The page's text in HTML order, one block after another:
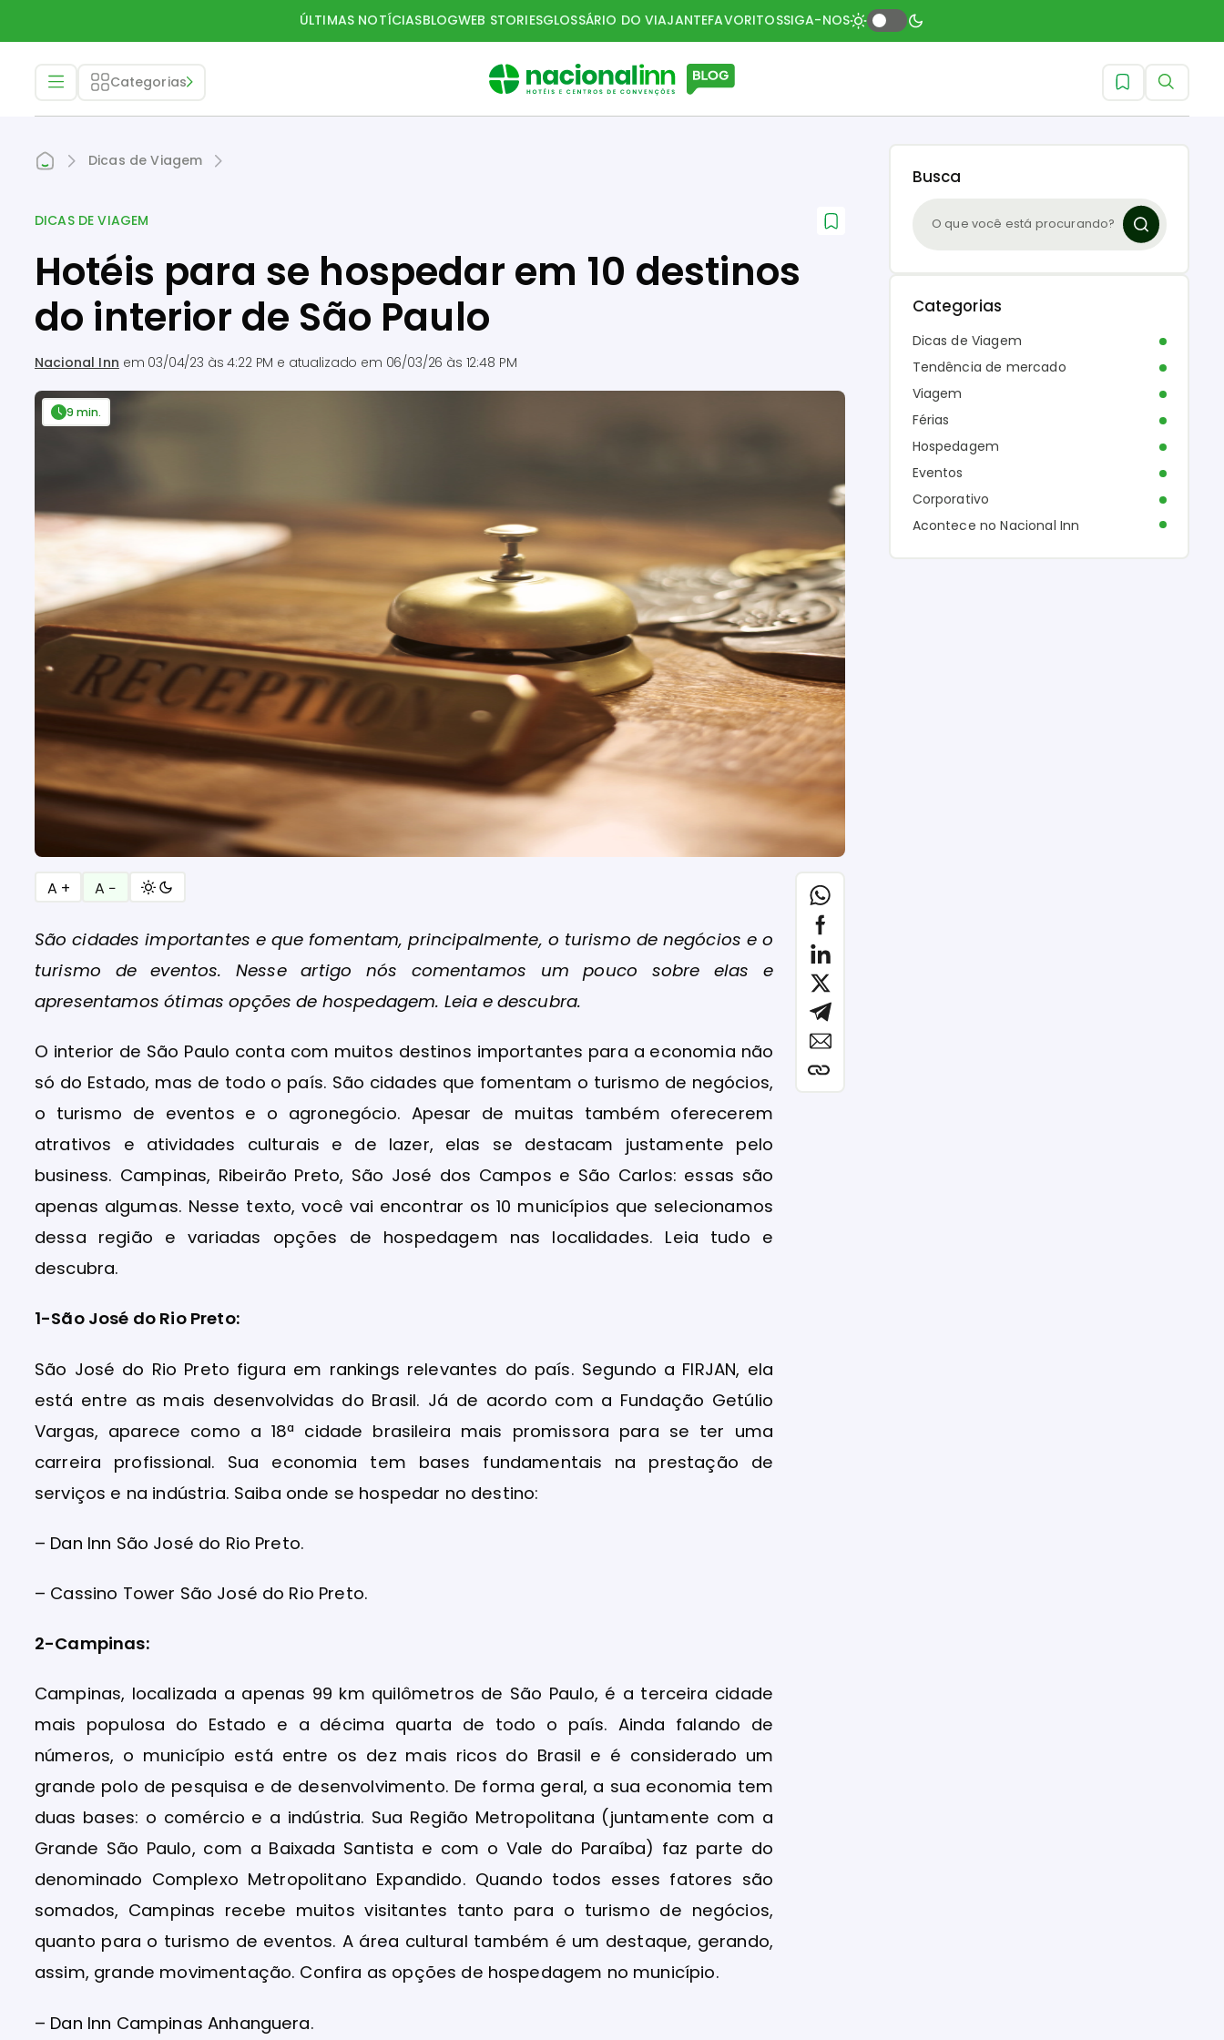
ÚLTIMAS NOTÍCIASBLOGWEB STORIESGLOSSÁRIO DO VIAJANTEFAVORITOSSIGA-NOS
Categorias
Dicas de Viagem
DICAS DE VIAGEM
Hotéis para se hospedar em 10 destinos
do interior de São Paulo
Nacional Inn em 03/04/23 às 4:22 PM e atualizado em 06/03/26 às 12:48 PM
9 min.
A + A −
São cidades importantes e que fomentam, principalmente, o turismo de negócios e o
turismo de eventos. Nesse artigo nós comentamos um pouco sobre elas e
apresentamos ótimas opções de hospedagem. Leia e descubra.
O interior de São Paulo conta com muitos destinos importantes para a economia não
só do Estado, mas de todo o país. São cidades que fomentam o turismo de negócios,
o turismo de eventos e o agronegócio. Apesar de muitas também oferecerem
atrativos e atividades culturais e de lazer, elas se destacam justamente pelo
business. Campinas, Ribeirão Preto, São José dos Campos e São Carlos: essas são
apenas algumas. Nesse texto, você vai encontrar os 10 municípios que selecionamos
dessa região e variadas opções de hospedagem nas localidades. Leia tudo e
descubra.
1-São José do Rio Preto:
São José do Rio Preto figura em rankings relevantes do país. Segundo a FIRJAN, ela
está entre as mais desenvolvidas do Brasil. Já de acordo com a Fundação Getúlio
Vargas, aparece como a 18ª cidade brasileira mais promissora para se ter uma
carreira profissional. Sua economia tem bases fundamentais na prestação de
serviços e na indústria. Saiba onde se hospedar no destino:
– Dan Inn São José do Rio Preto.
– Cassino Tower São José do Rio Preto.
2-Campinas:
Campinas, localizada a apenas 99 km quilômetros de São Paulo, é a terceira cidade
mais populosa do Estado e a décima quarta de todo o país. Ainda falando de
números, o município está entre os dez mais ricos do Brasil e é considerado um
grande polo de pesquisa e de desenvolvimento. De forma geral, a sua economia tem
duas bases: o comércio e a indústria. Sua Região Metropolitana (juntamente com a
Grande São Paulo, com a Baixada Santista e com o Vale do Paraíba) faz parte do
denominado Complexo Metropolitano Expandido. Quando todos esses fatores são
somados, Campinas recebe muitos visitantes tanto para o turismo de negócios,
quanto para o turismo de eventos. A área cultural também é um destaque, gerando,
assim, grande movimentação. Confira as opções de hospedagem no município.
– Dan Inn Campinas Anhanguera.
Busca
Categorias
Dicas de Viagem
Tendência de mercado
Viagem
Férias
Hospedagem
Eventos
Corporativo
Acontece no Nacional Inn